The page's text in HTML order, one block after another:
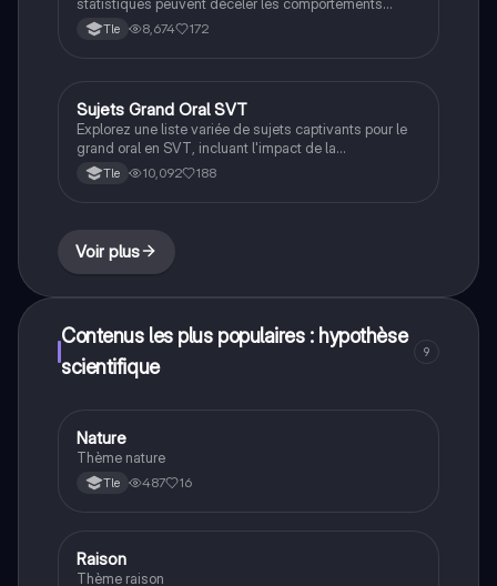
frauduleux lors des compétitions de jeux vidéo. Ce
document aborde l'utilisation de modèles de
mathématiques appliquées.
Tle 8,674 172
Grand oral
Sujets Grand Oral SVT
Explorez une liste variée de sujets captivants pour le
grand oral en SVT, incluant l'impact de la
luminothérapie sur le cerveau, l'efficacité de
l'immunothérapie par rapport à la chimiothérapie, et les
actuelles pour leur présentation.
Tle 10,092 188
Voir plus
Contenus les plus populaires : hypothèse
scientifique
9
Autres
Nature
Thème nature
Tle 487 16
Autres
Raison
Thème raison